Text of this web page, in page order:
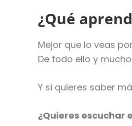
¿Qué
Mejor que lo veas
De todo ello y
Y si quieres saber
¿Quieres escuchar